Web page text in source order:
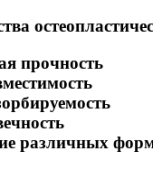
прочность
различных